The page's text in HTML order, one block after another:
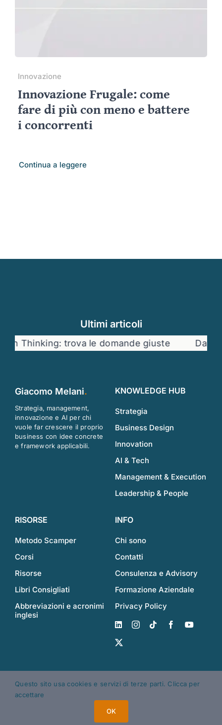
Innovazione
Innovazione Frugale: come
fare di più con meno e battere
i concorrenti
Continua a leggere
Ultimi articoli
Thinking: trova le domande giuste Dati e
Giacomo Melani.
Strategia, management,
innovazione e AI per chi
vuole far crescere il proprio
business con idee concrete
e framework applicabili.
KNOWLEDGE HUB
Strategia
Business Design
Innovation
AI & Tech
Management & Execution
Leadership & People
RISORSE
Metodo Scamper
Corsi
Risorse
Libri Consigliati
Abbreviazioni e acronimi
inglesi
INFO
Chi sono
Contatti
Consulenza e Advisory
Formazione Aziendale
Privacy Policy
Reserved | Powered by WordPress
Questo sito usa cookies e servizi di terze parti. Clicca per
accettare
OK